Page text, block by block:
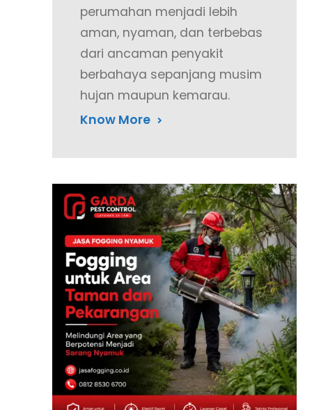
perumahan menjadi lebih
aman, nyaman, dan terbebas
dari ancaman penyakit
berbahaya sepanjang musim
hujan maupun kemarau.
Know More